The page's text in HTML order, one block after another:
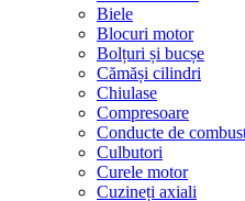
Biele
Blocuri motor
Bolțuri și bucșe
Cămăși cilindri
Chiulase
Compresoare
Conducte de
Culbutori
Curele motor
Cuzineți axiali